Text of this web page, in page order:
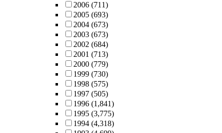
2006 (711)
2005 (693)
2004 (673)
2003 (673)
2002 (684)
2001 (713)
2000 (779)
1999 (730)
1998 (575)
1997 (505)
1996 (1,841)
1995 (3,775)
1994 (4,318)